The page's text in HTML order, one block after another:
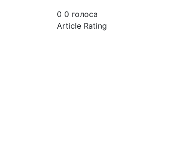
0 0 голоса
Article Rating